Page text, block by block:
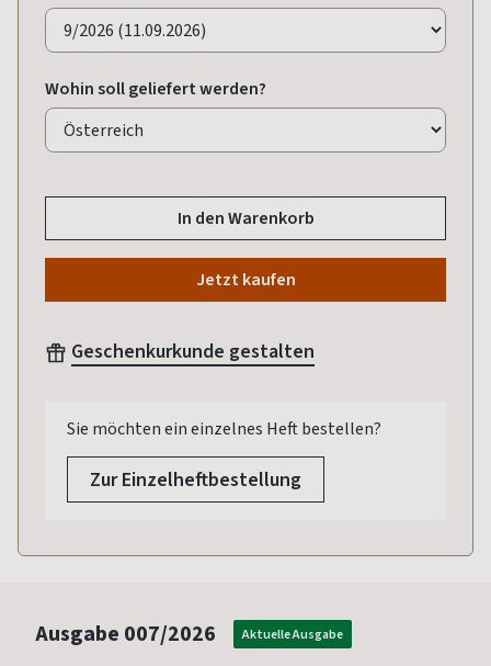
Wohin soll geliefert werden?
In den Warenkorb
Jetzt kaufen
Geschenkurkunde gestalten
Sie möchten ein einzelnes Heft bestellen?
Zur Einzelheftbestellung
Ausgabe 007/2026 Aktuelle Ausgabe